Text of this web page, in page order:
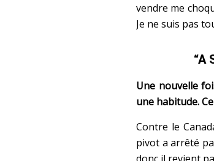
vendre me
Je ne suis pas
“A
Une nouvelle
une habitude.
Contre le
pivot a arrêté
donc il revient